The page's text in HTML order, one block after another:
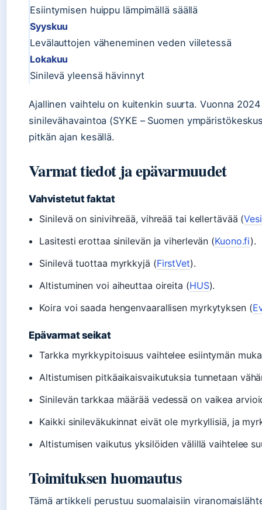
Esiintymisen huippu lämpimällä säällä
Syyskuu
Levälauttojen väheneminen veden viiletessä
Lokakuu
Sinilevä yleensä hävinnyt
Ajallinen vaihtelu on kuitenkin suurta. Vuonna
sinilevähavaintoa (SYKE – Suomen
pitkän ajan kesällä.
Varmat tiedot ja epävarmuudet
Vahvistetut faktat
Sinilevä on sinivihreää, vihreää tai kellertävää (
Lasitesti erottaa sinilevän ja viherlevän (Kuono.fi).
Sinilevä tuottaa myrkkyjä (FirstVet).
Altistuminen voi aiheuttaa oireita (HUS).
Koira voi saada hengenvaarallisen myrkytyksen (
Epävarmat seikat
Tarkka myrkkypitoisuus vaihtelee esiintymän
Altistumisen pitkäaikaisvaikutuksia tunnetaan
Sinilevän tarkkaa määrää vedessä on vaikea
Kaikki sinileväkukinnat eivät ole myrkyllisiä, ja
Altistumisen vaikutus yksilöiden välillä vaihtelee
Toimituksen huomautus
Tämä artikkeli perustuu suomalaisiin